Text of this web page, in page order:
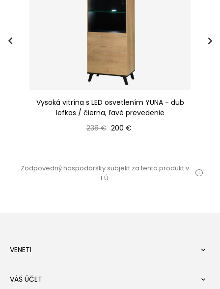
Vysoká vitrína s LED osvetlením YUNA - dub
lefkas / čierna, ľavé prevedenie
Bežná cena
238 € Cena
200 €
Zodpovedný hospodársky subjekt za tento produkt v
EÚ
VENETI 
VÁŠ ÚČET 